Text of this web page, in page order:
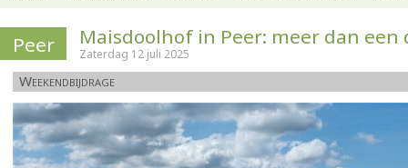
Peer Maisdoolhof in Peer: meer dan een
Zaterdag 12 juli 2025
Weekendbijdrage